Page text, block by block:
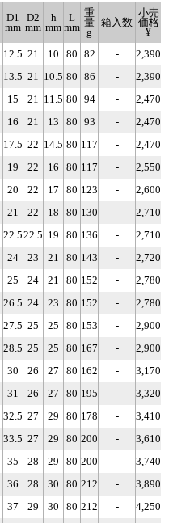
D1
mm
D2
mm
h
mm
L
mm
重
量
g
箱入数
小売
価格
¥
12.5 21 10 80 82 -
2,390
13.5 21 10.5 80 86 -
2,390
15 21 11.5 80 94 -
2,470
16 21 13 80 93 -
2,470
17.5 22 14.5 80 117 -
2,470
19 22 16 80 117 -
2,550
20 22 17 80 123 -
2,600
21 22 18 80 130 -
2,710
22.522.5 19 80 136 -
2,710
24 23 21 80 143 -
2,720
25 24 21 80 152 -
2,780
26.5 24 23 80 152 -
2,780
27.5 25 25 80 153 -
2,900
28.5 25 25 80 167 -
2,900
30 26 27 80 162 -
3,170
31 26 27 80 195 -
3,320
32.5 27 29 80 178 -
3,410
33.5 27 29 80 200 -
3,610
35 28 29 80 200 -
3,740
36 28 30 80 212 -
3,890
37 29 30 80 212 -
4,250